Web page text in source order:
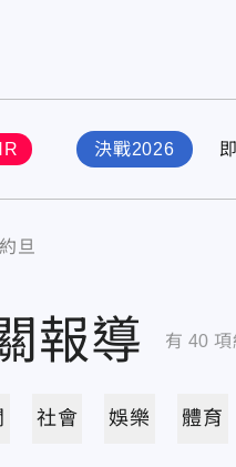
決戰2026
約旦
報導 有 40 項
社會 娛樂 體育